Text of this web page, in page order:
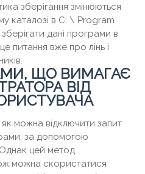
зберігання змінюються
каталозі в C: \ Program
дані програми в
питання вже про лінь і
ЩО ВИМАГАЄ
ВІД
можна відключити запит
за допомогою
цей метод
можна скористатися